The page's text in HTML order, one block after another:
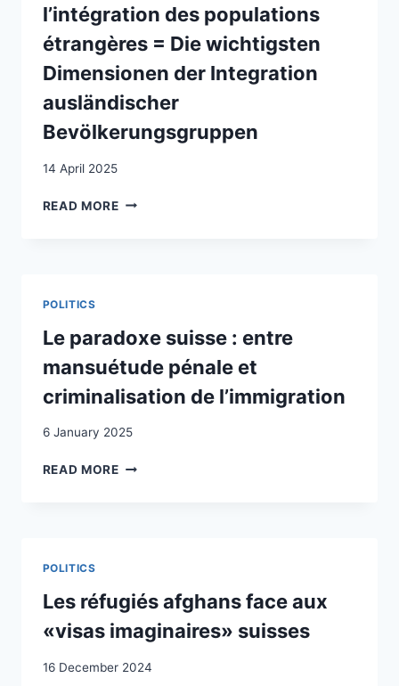
IN
A
SWISS
VALLEY
l’intégration des populations
étrangères = Die wichtigsten
Dimensionen der Integration
ausländischer
Bevölkerungsgruppen
14 April 2025
READ MORELES
ÉTRANGÈRES
DIE
WICHTIGSTEN
DIMENSIONEN
DER
AUSLÄNDISCHER
POLITICS
Le paradoxe suisse : entre
mansuétude pénale et
criminalisation de l’immigration
6 January 2025
READ MORELE
ET
CRIMINALISATION
DE
POLITICS
Les réfugiés afghans face aux
«visas imaginaires» suisses
16 December 2024